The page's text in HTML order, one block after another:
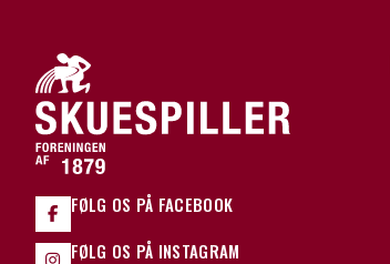
FØLG OS PÅ FACEBOOK
FØLG OS PÅ INSTAGRAM